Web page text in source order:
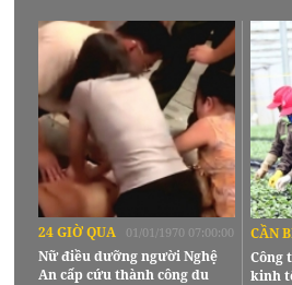
24 GIỜ QUA 01/01/1970 07:00:00
Nữ điều dưỡng người Nghệ
An cấp cứu thành công du
CẦN
Công
kinh